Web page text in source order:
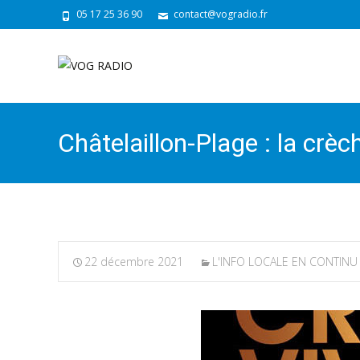
05 17 25 36 90 contact@vogradio.fr
Châtelaillon-Plage : la
22 décembre 2021 L'INFO LOCALE EN CONTINU